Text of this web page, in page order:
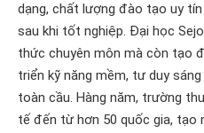
dạng, chất lượng đào tạo uy
sau khi tốt nghiệp. Đại học
thức chuyên môn mà còn tạo
triển kỹ năng mềm, tư duy
toàn cầu. Hàng năm, trường
tế đến từ hơn 50 quốc gia, tạo